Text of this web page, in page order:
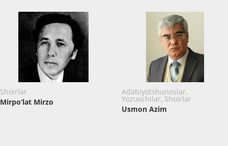
Shoirlar
Mirpo‘lat Mirzo
Adabiyotshunoslar,
Yozuvchilar, Shoirlar
Usmon Azim